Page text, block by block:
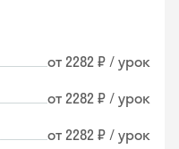
от 2282 ₽ / урок
от 2282 ₽ / урок
от 2282 ₽ / урок